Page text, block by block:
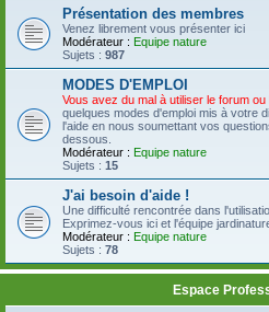
Présentation des membres
Venez librement vous présenter ici
Modérateur : Equipe nature
Sujets : 987
MODES D'EMPLOI
Vous avez du mal à utiliser le forum
quelques modes d'emploi mis à votre
l'aide en nous soumettant vos
dessous.
Modérateur : Equipe nature
Sujets : 15
J'ai besoin d'aide !
Une difficulté rencontrée dans
Exprimez-vous ici et l'équipe
Modérateur : Equipe nature
Sujets : 78
Espace